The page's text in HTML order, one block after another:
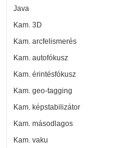
Java
Kam. 3D
Kam. arcfelismerés
Kam. autofókusz
Kam. érintésfókusz
Kam. geo-tagging
Kam. képstabilizátor
Kam. másodlagos
Kam. vaku